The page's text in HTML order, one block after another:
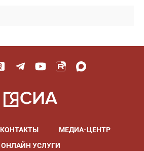
КОНТАКТЫ
МЕДИА-ЦЕНТР
ОНЛАЙН УСЛУГИ